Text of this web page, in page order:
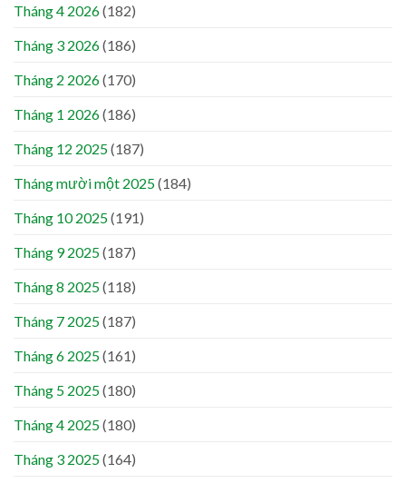
Tháng 4 2026(182)
Tháng 3 2026(186)
Tháng 2 2026(170)
Tháng 1 2026(186)
Tháng 12 2025(187)
Tháng mười một 2025(184)
Tháng 10 2025(191)
Tháng 9 2025(187)
Tháng 8 2025(118)
Tháng 7 2025(187)
Tháng 6 2025(161)
Tháng 5 2025(180)
Tháng 4 2025(180)
Tháng 3 2025(164)